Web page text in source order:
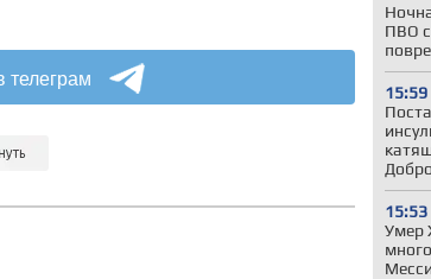
ПВО
15:59
15:53
Умер
телеграм